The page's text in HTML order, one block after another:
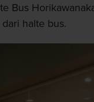
Bus
halte bus.